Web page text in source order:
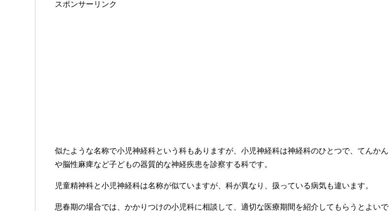
スポンサーリンク
似たような名称で小児神経科という科もありますが、小児神経科は神経科のひとつで、てんかん
や脳性麻痺など子どもの器質的な神経疾患を診察する科です。
児童精神科と小児神経科は名称が似ていますが、科が異なり、扱っている病気も違います。
思春期の場合では、かかりつけの小児科に相談して、適切な医療期間を紹介してもらうとよいで